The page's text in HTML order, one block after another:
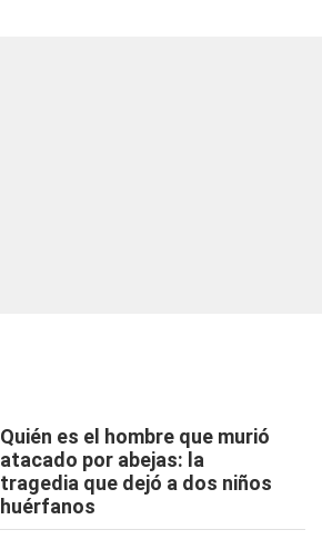
Quién es el hombre que murió
atacado por abejas: la
tragedia que dejó a dos niños
huérfanos